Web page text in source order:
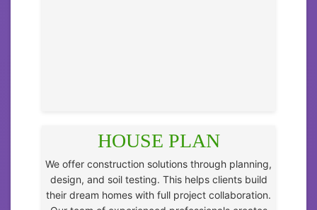
HOUSE PLAN
We offer construction solutions through planning,
design, and soil testing. This helps clients build
their dream homes with full project collaboration.